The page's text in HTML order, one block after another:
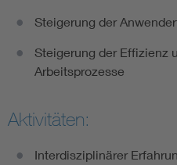
Steigerung der
Steigerung der Effizienz
Arbeitsprozesse
Aktivitäten:
Interdisziplinärer